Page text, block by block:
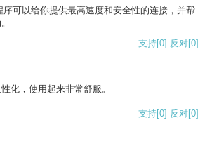
可以给你提供最高速度和安全性的连接，并帮
支持[0] 反对[0]
化，使用起来非常舒服。
支持[0] 反对[0]